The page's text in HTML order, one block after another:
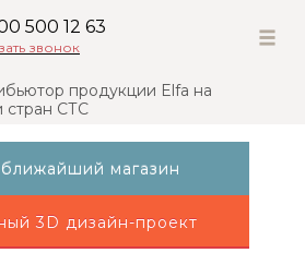
500 12 63
звонок
продукции Elfa на
стран СТС
магазин
3D дизайн-проект